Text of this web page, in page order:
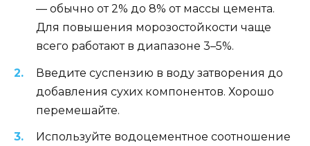
— обычно от 2% до 8% от массы цемента.
Для повышения морозостойкости чаще
всего работают в диапазоне 3–5%.
Введите суспензию в воду затворения до
добавления сухих компонентов. Хорошо
перемешайте.
Используйте водоцементное соотношение